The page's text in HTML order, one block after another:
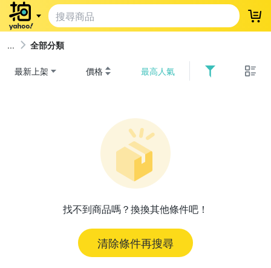
登
全部分類
最新上架 價格 最高人氣
找不到商品嗎？換換其他條件吧！
清除條件再搜尋